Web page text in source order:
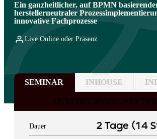
Ein ganzheitlicher, auf BPMN
herstellerneutraler
innovative Fachprozesse
Live Online oder Präsenz
SEMINAR INHOUSE
DURCHFÜHRUNG MIT
Dauer 2 Tage (14